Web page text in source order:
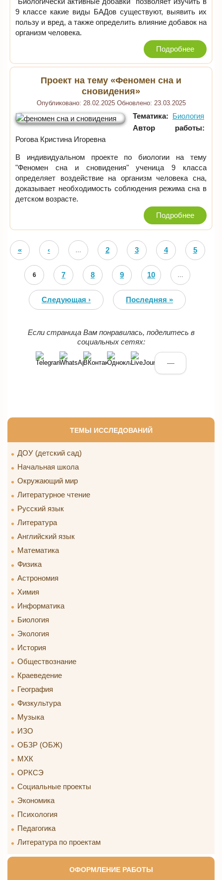
ТЕМЫ ИССЛЕДОВАНИЙ
ДОУ (детский сад)
Начальная школа
Окружающий мир
Литературное чтение
Русский язык
Литература
Английский язык
Математика
Физика
Астрономия
Химия
Информатика
Биология
Экология
История
Обществознание
Краеведение
География
Физкультура
Музыка
ИЗО
ОБЗР (ОБЖ)
МХК
ОРКСЭ
Социальные проекты
Экономика
Психология
Педагогика
Литература по проектам
ОФОРМЛЕНИЕ РАБОТЫ
9 классе какие виды БАДов существуют, выявить их
пользу и вред, а также определить влияние добавок на
организм человека.
Подробнее
Проект на тему «Феномен сна и
сновидения»
Опубликовано: 28.02.2025 Обновлено: 23.03.2025
Тематика: Биология
Автор работы:
Рогова Кристина Игоревна
В индивидуальном проекте по биологии на тему
"Феномен сна и сновидения" ученица 9 класса
определяет воздействие на организм человека сна,
доказывает необходимость соблюдения режима сна в
детском возрасте.
Подробнее
Страницы
«
Первая
‹
Предыдущая
2 3 4 5
6 7 8 9 10
Следующая › Последняя »
Если страница Вам понравилась, поделитесь в
социальных сетях:
—